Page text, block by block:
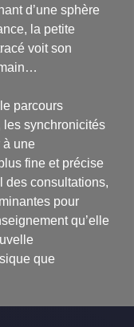
d’une sphère
la petite
voit son
parcours
les synchronicités
à une
fine et précise
des consultations,
pour
qu’elle
que